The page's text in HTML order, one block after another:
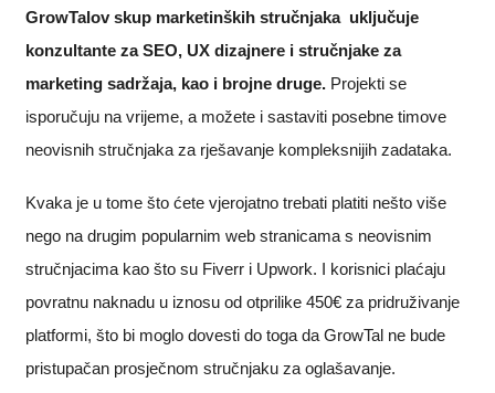
GrowTalov skup marketinških stručnjaka uključuje
konzultante za SEO, UX dizajnere i stručnjake za
marketing sadržaja, kao i brojne druge. Projekti se
isporučuju na vrijeme, a možete i sastaviti posebne timove
neovisnih stručnjaka za rješavanje kompleksnijih zadataka.
Kvaka je u tome što ćete vjerojatno trebati platiti nešto više
nego na drugim popularnim web stranicama s neovisnim
stručnjacima kao što su Fiverr i Upwork. I korisnici plaćaju
povratnu naknadu u iznosu od otprilike 450€ za pridruživanje
platformi, što bi moglo dovesti do toga da GrowTal ne bude
pristupačan prosječnom stručnjaku za oglašavanje.